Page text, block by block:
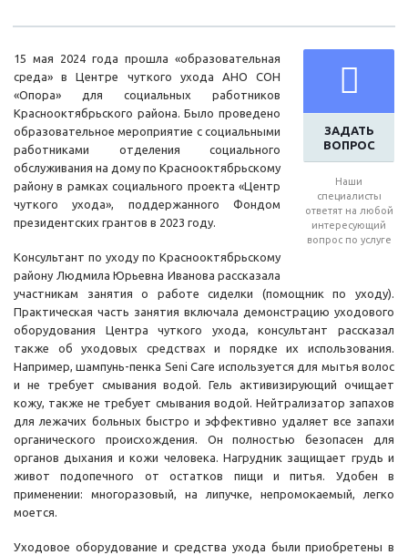
ЗАДАТЬ
ВОПРОС
Наши
специалисты
ответят на любой
интересующий
вопрос по услуге
15 мая 2024 года прошла «образовательная
среда» в Центре чуткого ухода АНО СОН
«Опора» для социальных работников
Краснооктябрьского района. Было проведено
образовательное мероприятие с социальными
работниками отделения социального
обслуживания на дому по Краснооктябрьскому
району в рамках социального проекта «Центр
чуткого ухода», поддержанного Фондом
президентских грантов в 2023 году.
Консультант по уходу по Краснооктябрьскому
району Людмила Юрьевна Иванова рассказала
участникам занятия о работе сиделки (помощник по уходу).
Практическая часть занятия включала демонстрацию уходового
оборудования Центра чуткого ухода, консультант рассказал
также об уходовых средствах и порядке их использования.
Например, шампунь-пенка Seni Care используется для мытья волос
и не требует смывания водой. Гель активизирующий очищает
кожу, также не требует смывания водой. Нейтрализатор запахов
для лежачих больных быстро и эффективно удаляет все запахи
органического происхождения. Он полностью безопасен для
органов дыхания и кожи человека. Нагрудник защищает грудь и
живот подопечного от остатков пищи и питья. Удобен в
применении: многоразовый, на липучке, непромокаемый, легко
моется.
Уходовое оборудование и средства ухода были приобретены в